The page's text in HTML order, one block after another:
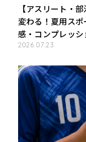
【アスリート・
変わる！夏用ス
感・コンプレッ
2026.07.23